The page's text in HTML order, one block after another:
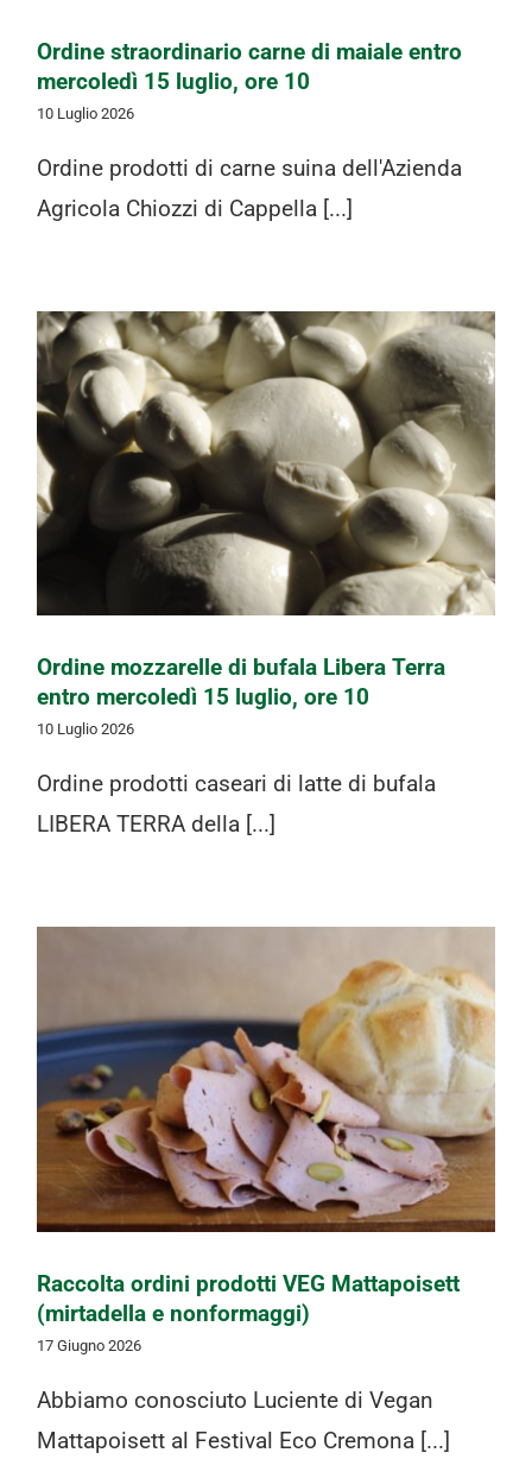
Ordine straordinario carne di maiale entro
mercoledì 15 luglio, ore 10
10 Luglio 2026
Ordine prodotti di carne suina dell'Azienda
Agricola Chiozzi di Cappella [...]
Ordine mozzarelle di bufala Libera
Terra entro mercoledì 15 luglio, ore
10
Ordine mozzarelle di bufala Libera Terra
entro mercoledì 15 luglio, ore 10
10 Luglio 2026
Ordine prodotti caseari di latte di bufala
LIBERA TERRA della [...]
Raccolta ordini prodotti VEG
Mattapoisett (mirtadella e
nonformaggi)
Raccolta ordini prodotti VEG Mattapoisett
(mirtadella e nonformaggi)
17 Giugno 2026
Abbiamo conosciuto Luciente di Vegan
Mattapoisett al Festival Eco Cremona [...]